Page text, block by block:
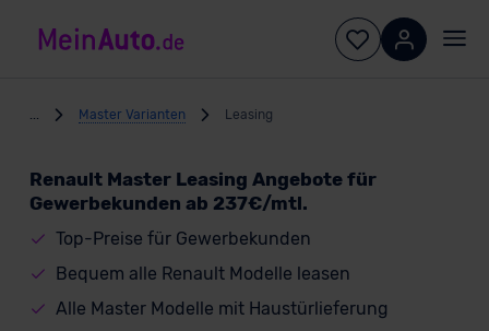
Master Varianten Leasing
Renault Master Leasing Angebote für
Gewerbekunden ab 237€/mtl.
Top-Preise für Gewerbekunden
Bequem alle Renault Modelle leasen
Alle Master Modelle mit Haustürlieferung